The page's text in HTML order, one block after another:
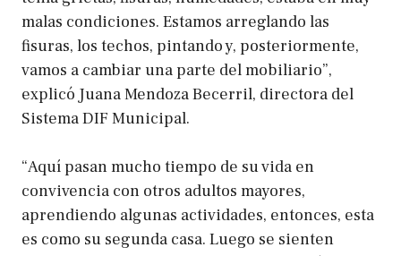
malas condiciones. Estamos arreglando las
fisuras, los techos, pintando y, posteriormente,
vamos a cambiar una parte del mobiliario”,
explicó Juana Mendoza Becerril, directora del
Sistema DIF Municipal.
“Aquí pasan mucho tiempo de su vida en
convivencia con otros adultos mayores,
aprendiendo algunas actividades, entonces, esta
es como su segunda casa. Luego se sienten